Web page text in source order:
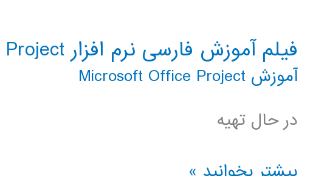
فیلم آموزش فارسی نرم افزار Microsoft Office Project
آموزش Microsoft Office Project
در حال تهیه
فیلم